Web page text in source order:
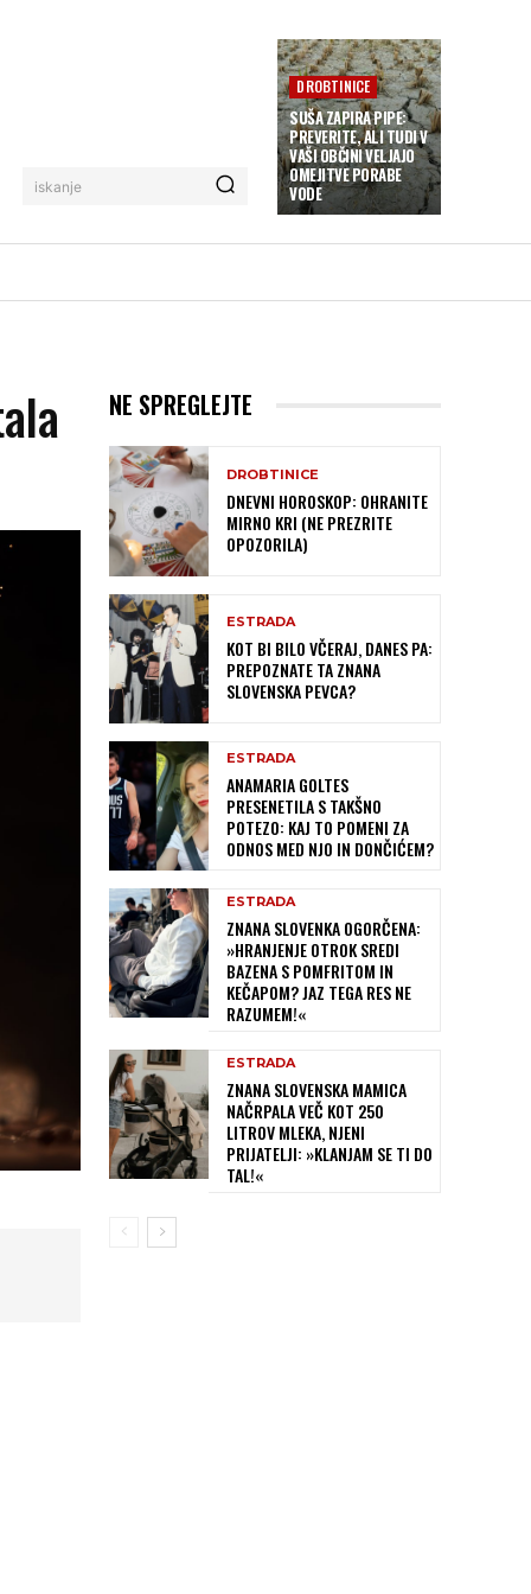
iskanje
DROBTINICE
SUŠA ZAPIRA PIPE:
PREVERITE, ALI TUDI V
VAŠI OBČINI VELJAJO
OMEJITVE PORABE
VODE
NE SPREGLEJTE
DROBTINICE
DNEVNI HOROSKOP: OHRANITE
MIRNO KRI (NE PREZRITE
OPOZORILA)
ESTRADA
KOT BI BILO VČERAJ, DANES PA:
PREPOZNATE TA ZNANA
SLOVENSKA PEVCA?
ESTRADA
ANAMARIA GOLTES
PRESENETILA S TAKŠNO
POTEZO: KAJ TO POMENI ZA
ODNOS MED NJO IN DONČIĆEM?
ESTRADA
ZNANA SLOVENKA OGORČENA:
»HRANJENJE OTROK SREDI
BAZENA S POMFRITOM IN
KEČAPOM? JAZ TEGA RES NE
RAZUMEM!«
ESTRADA
ZNANA SLOVENSKA MAMICA
NAČRPALA VEČ KOT 250
LITROV MLEKA, NJENI
PRIJATELJI: »KLANJAM SE TI DO
TAL!«